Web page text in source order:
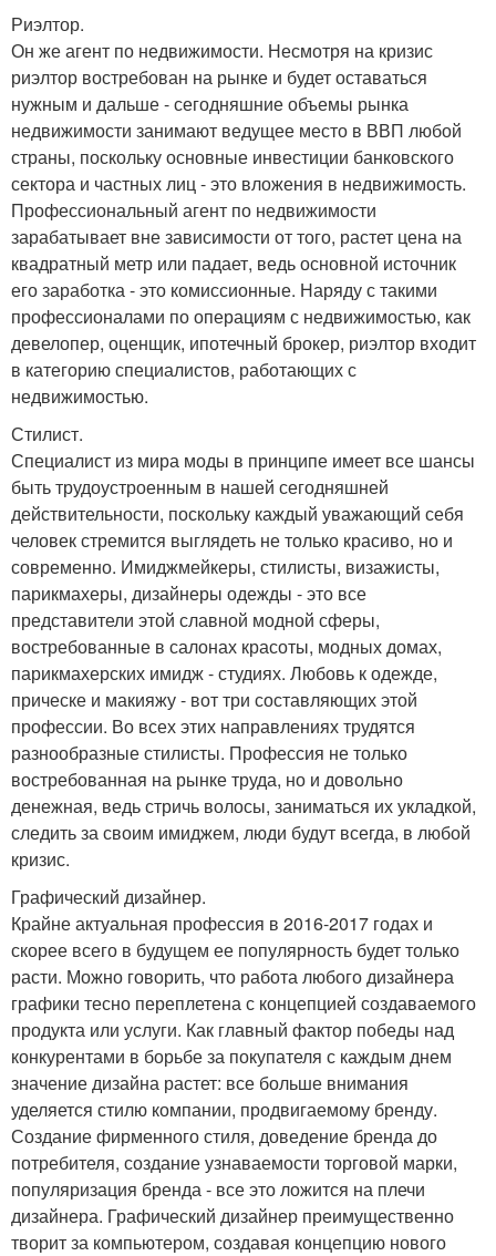
Риэлтор.
Он же агент по недвижимости. Несмотря на кризис
риэлтор востребован на рынке и будет оставаться
нужным и дальше - сегодняшние объемы рынка
недвижимости занимают ведущее место в ВВП любой
страны, поскольку основные инвестиции банковского
сектора и частных лиц - это вложения в недвижимость.
Профессиональный агент по недвижимости
зарабатывает вне зависимости от того, растет цена на
квадратный метр или падает, ведь основной источник
его заработка - это комиссионные. Наряду с такими
профессионалами по операциям с недвижимостью, как
девелопер, оценщик, ипотечный брокер, риэлтор входит
в категорию специалистов, работающих с
недвижимостью.
Стилист.
Специалист из мира моды в принципе имеет все шансы
быть трудоустроенным в нашей сегодняшней
действительности, поскольку каждый уважающий себя
человек стремится выглядеть не только красиво, но и
современно. Имиджмейкеры, стилисты, визажисты,
парикмахеры, дизайнеры одежды - это все
представители этой славной модной сферы,
востребованные в салонах красоты, модных домах,
парикмахерских имидж - студиях. Любовь к одежде,
прическе и макияжу - вот три составляющих этой
профессии. Во всех этих направлениях трудятся
разнообразные стилисты. Профессия не только
востребованная на рынке труда, но и довольно
денежная, ведь стричь волосы, заниматься их укладкой,
следить за своим имиджем, люди будут всегда, в любой
кризис.
Графический дизайнер.
Крайне актуальная профессия в 2016-2017 годах и
скорее всего в будущем ее популярность будет только
расти. Можно говорить, что работа любого дизайнера
графики тесно переплетена с концепцией создаваемого
продукта или услуги. Как главный фактор победы над
конкурентами в борьбе за покупателя с каждым днем
значение дизайна растет: все больше внимания
уделяется стилю компании, продвигаемому бренду.
Создание фирменного стиля, доведение бренда до
потребителя, создание узнаваемости торговой марки,
популяризация бренда - все это ложится на плечи
дизайнера. Графический дизайнер преимущественно
творит за компьютером, создавая концепцию нового